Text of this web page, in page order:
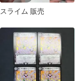
スライム 販売